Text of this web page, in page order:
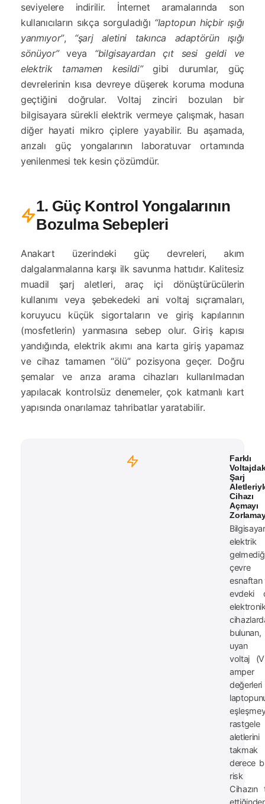
seviyelere indirilir. İnternet aramalarında son
kullanıcıların sıkça sorguladığı “laptopun hiçbir ışığı
yanmıyor”, “şarj aletini takınca adaptörün ışığı
sönüyor”veya “bilgisayardan çıt sesi geldi ve
elektrik tamamen kesildi”gibi durumlar, güç
devrelerinin kısa devreye düşerek koruma moduna
geçtiğini doğrular. Voltaj zinciri bozulan bir
bilgisayara sürekli elektrik vermeye çalışmak, hasarı
diğer hayati mikro çiplere yayabilir. Bu aşamada,
arızalı güç yongalarının laboratuvar ortamında
yenilenmesi tek kesin çözümdür.
1. Güç Kontrol Yongalarının
Bozulma Sebepleri
Anakart üzerindeki güç devreleri, akım
dalgalanmalarına karşı ilk savunma hattıdır. Kalitesiz
muadil şarj aletleri, araç içi dönüştürücülerin
kullanımı veya şebekedeki ani voltaj sıçramaları,
koruyucu küçük sigortaların ve giriş kapılarının
(mosfetlerin) yanmasına sebep olur. Giriş kapısı
yandığında, elektrik akımı ana karta giriş yapamaz
ve cihaz tamamen “ölü” pozisyona geçer. Doğru
şemalar ve arıza arama cihazları kullanılmadan
yapılacak kontrolsüz denemeler, çok katmanlı kart
yapısında onarılamaz tahribatlar yaratabilir.
Farklı
Şarj
Cihazı
Açmayı
elektrik
çevre
esnaftan
evdeki
uyan
voltaj
değerleri
aletlerini
takmak
derece
risk
Cihazın